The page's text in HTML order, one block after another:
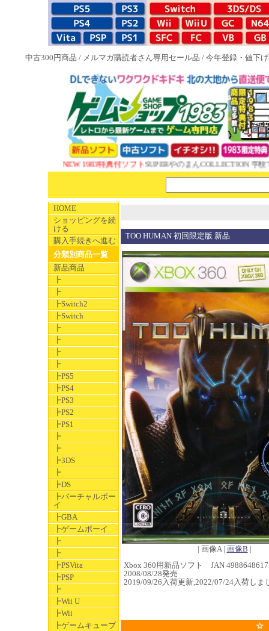
中古300円商品 / メルマガ購読者さん専用セール品 / 今年登録・値下
NEW 1983特典付ソフトSUPERやのまんCOLLECTION 学校であ
HOME
ショッピングを続
ける
購入手続きへ進む
分類別商品一覧
新品商品
┣
┣
┣Switch2
┣Switch
┣
┣
┣
┣
┣PS5
┣PS4
┣PS3
┣PS2
┣PS1
┣
┣
┣3DS
┣
┣DS
┣バーチャルボー
イ
┣GBA
┣ゲームボーイ
┣
┣
┣PSVita
┣PSP
┣
┣Wii U
┣Wii
┣ゲームキューブ
TOO HUMAN 初回限定版 新品
| 画像A | 画像B |
Xbox 360用新品ソフト JAN
2008/08/28発売
2019/09/26入荷更新,2022/07/24入荷しま
☆